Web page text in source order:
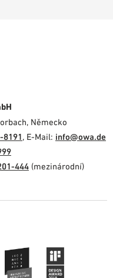
Německo
8191, E-Mail: info@owa.de
444 (mezinárodní)